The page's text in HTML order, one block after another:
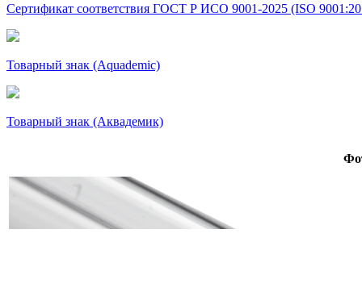
Сертификат соответствия ГОСТ Р ИСО 9001-2025 (ISO
Товарный знак (Aquademic)
Товарный знак (Аквадемик)